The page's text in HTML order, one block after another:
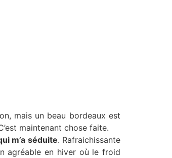
mais un beau bordeaux est
maintenant chose faite.
m’a séduite. Rafraichissante
agréable en hiver où le froid